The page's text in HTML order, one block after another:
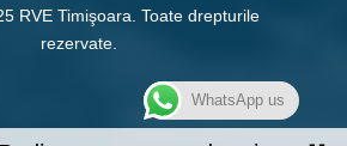
RVE Timişoara. Toate drepturile
rezervate.
WhatsApp us